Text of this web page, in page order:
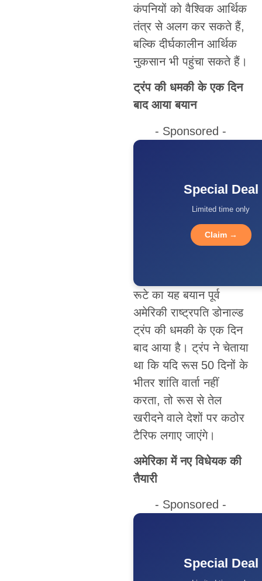
कंपनियों को वैश्विक आर्थिक
तंत्र से अलग कर सकते हैं,
बल्कि दीर्घकालीन आर्थिक
नुकसान भी पहुंचा सकते हैं।
ट्रंप की धमकी के एक दिन
बाद आया बयान
- Sponsored -
Special Deal
Limited time only
Claim →
रूटे का यह बयान पूर्व
अमेरिकी राष्ट्रपति डोनाल्ड
ट्रंप की धमकी के एक दिन
बाद आया है। ट्रंप ने चेताया
था कि यदि रूस 50 दिनों के
भीतर शांति वार्ता नहीं
करता, तो रूस से तेल
खरीदने वाले देशों पर कठोर
टैरिफ लगाए जाएंगे।
अमेरिका में नए विधेयक की
तैयारी
- Sponsored -
Special Deal